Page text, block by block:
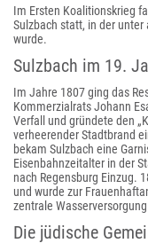
Im Ersten Koalitionskrieg
Sulzbach statt, in der
wurde.
Sulzbach im 19.
Im Jahre 1807 ging das
Kommerzialrats Johann
Verfall und gründete den
verheerender Stadtbrand
bekam Sulzbach eine
Eisenbahnzeitalter in der
nach Regensburg Einzug.
und wurde zur
zentrale Wasserversorgung.
Die jüdische